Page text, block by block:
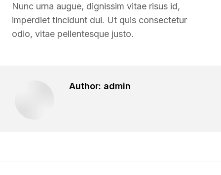
Nunc urna augue, dignissim vitae risus id,
imperdiet tincidunt dui. Ut quis consectetur
odio, vitae pellentesque justo.
Author: admin